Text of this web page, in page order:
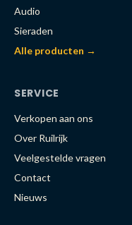
Audio
Sieraden
Alle producten →
SERVICE
Verkopen aan ons
Over Ruilrijk
Veelgestelde vragen
Contact
Nieuws